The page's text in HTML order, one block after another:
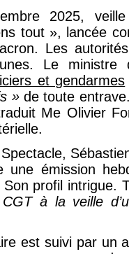
2025, veille
tout », lancée
Les
Le ministre
et gendarmes
»de toute
Me Olivier
émission
Son profil intrigue.
à la veille
est suivi par un